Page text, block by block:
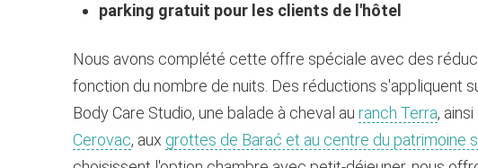
parking gratuit pour les clients de l'hôtel
Nous avons complété cette offre spéciale avec des
fonction du nombre de nuits. Des réductions s'appliquent
Body Care Studio, une balade à cheval au ranch Terra,
Cerovac, aux grottes de Barać et au centre du patrimoine